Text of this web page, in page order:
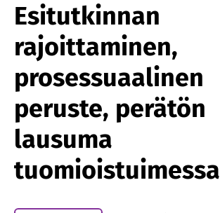
Esitutkinnan
rajoittaminen,
prosessuaalinen
peruste, perätön
lausuma
tuomioistuimessa